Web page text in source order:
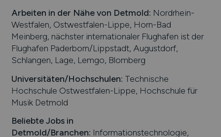
Arbeiten in der Nähe von Detmold: Nordrhein-
Westfalen, Ostwestfalen-Lippe, Horn-Bad
Meinberg, nächster internationaler Flughafen ist der
Flughafen Paderborn/Lippstadt, Augustdorf,
Schlangen, Lage, Lemgo, Blomberg
Universitäten/Hochschulen: Technische
Hochschule Ostwestfalen-Lippe, Hochschule für
Musik Detmold
Beliebte Jobs in
Detmold/Branchen: Informationstechnologie,